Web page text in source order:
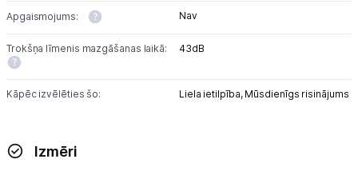
Vēlmju saraksts
Apgaismojums: Nav
Trokšņa līmenis mazgāšanas laikā: 43dB
Kāpēc izvēlēties šo: Liela ietilpība, Mūsdienīgs risinājums
Izmēri